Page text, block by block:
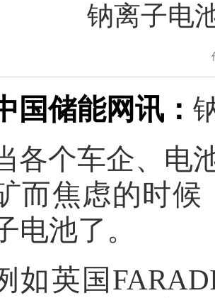
钠离子电
国储能网讯：
各个车企、电
而焦虑的时候
电池了。
如英国